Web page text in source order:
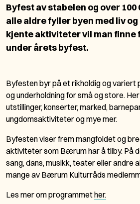
Byfest av stabelen og over
alle aldre fyller byen med liv
kjente aktiviteter vil man finne
under årets byfest.
Byfesten byr på et rikholdig og
og underholdning for små og store.
utstillinger, konserter, marked,
ungdomsaktiviteter og mye mer.
Byfesten viser frem mangfoldet og
aktiviteter som Bærum har å tilby. På
sang, dans, musikk, teater eller andre
mange av Bærum Kulturråds
Les mer om programmether.